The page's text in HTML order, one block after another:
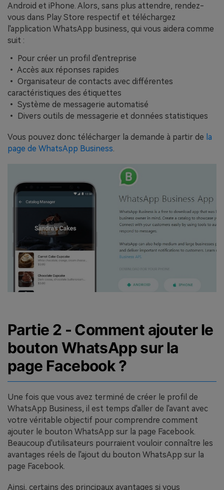
Android et iPhone. Alors, sans plus attendre, rendez-
vous dans Play Store respectif et téléchargez
l'application WhatsApp business, qui vous aidera comme
suit :
• Pour créer un profil d'entreprise
• Accès aux réponses rapides
• Organisateur de contacts avec différentes
caractéristiques des étiquettes
• Système de messagerie automatisé
• Divers outils de messagerie et données statistiques
Vous pouvez donc télécharger la demande à partir de la
page de WhatsApp Business
Partie 2 - Comment ajouter le
bouton WhatsApp sur la
page Facebook ?
Une fois que vous avez terminé de créer le profil de
WhatsApp Business, il est temps d'aller de l'avant avec
votre véritable objectif pour comprendre comment
ajouter le bouton WhatsApp sur la page Facebook.
Beaucoup d'utilisateurs pourraient vouloir connaître les
avantages réels de l'ajout du bouton WhatsApp sur la
page Facebook.
Ainsi, certains des principaux avantages si vous